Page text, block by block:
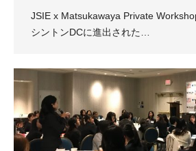
JSIE x Matsukawaya Private
シントンDCに進出された…